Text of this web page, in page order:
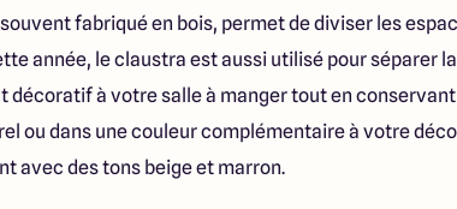
fabriqué en bois, permet de diviser les
année, le claustra est aussi utilisé pour séparer
décoratif à votre salle à manger tout en
ou dans une couleur complémentaire à votre
avec des tons beige et marron.